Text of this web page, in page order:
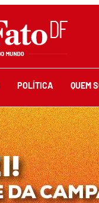
POLÍTICA QUEM